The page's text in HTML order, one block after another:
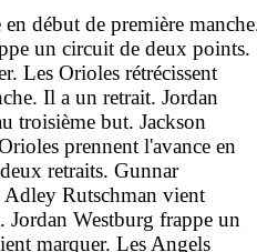
début de première
un circuit de deux points.
Les Orioles rétrécissent
Il a un retrait. Jordan
troisième but. Jackson
prennent l'avance en
retraits. Gunnar
Rutschman vient
Jordan Westburg frappe un
marquer. Les Angels